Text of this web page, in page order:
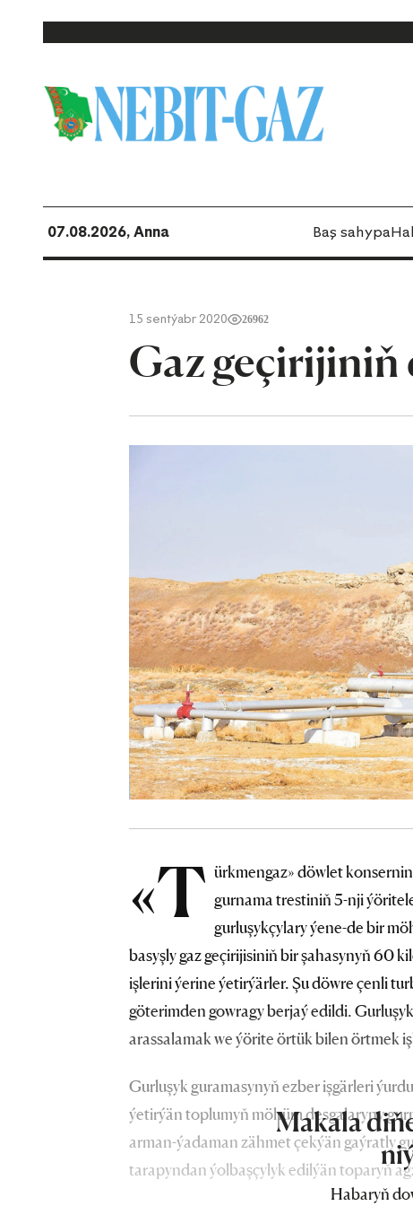
07.08.2026, Anna Baş sahypa
15 sentýabr 2020 26962
Gaz geçirijiniň
«T ürkmengaz» döwlet
gurnama trestiniň 5-nji
gurluşykçylary ýene-de bir
basyşly gaz geçirijisiniň bir şahasynyň 60
işlerini ýerine ýetirýärler. Şu döwre çenli
göterimden gowragy berjaý edildi.
arassalamak we ýörite örtük bilen örtmek
Gurluşyk guramasynyň ezber işgärleri
ýetirýän toplumyň möhüm desgalaryny
arman-ýadaman zähmet çekýän gaýratly
tarapyndan ýolbaşçylyk edilýän toparyň
berip zähmet çekip, Türkmenistan —
Makala
Habaryň